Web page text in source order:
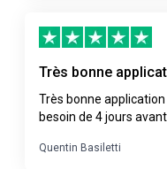
Très bonne
Très bonne application
besoin de 4 jours
Quentin Basiletti